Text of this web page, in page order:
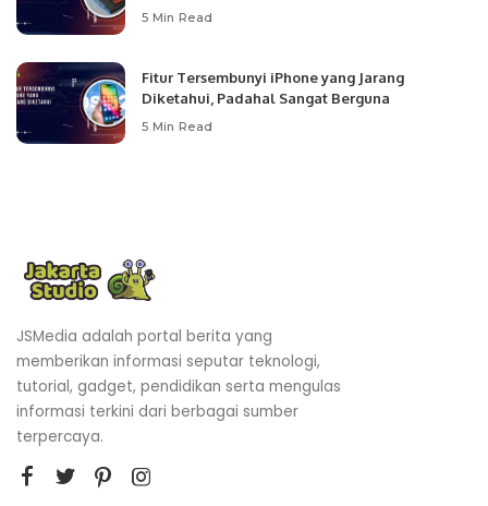
5 Min Read
Fitur Tersembunyi iPhone yang Jarang
Diketahui, Padahal Sangat Berguna
5 Min Read
JSMedia adalah portal berita yang
memberikan informasi seputar teknologi,
tutorial, gadget, pendidikan serta mengulas
informasi terkini dari berbagai sumber
terpercaya.